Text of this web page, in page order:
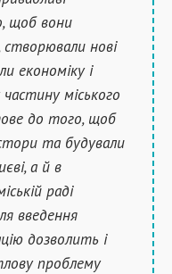
щоб вони
нові
економіку і
міського
до того, щоб
та будували
а й в
раді
введення
дозволить і
проблему